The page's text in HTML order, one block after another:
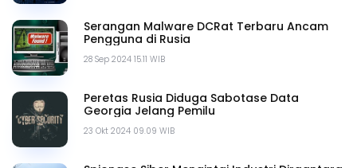
28 Sep 2024 15.11 WIB
Serangan Malware DCRat Terbaru Ancam
Pengguna di Rusia
23 Okt 2024 09.09 WIB
Peretas Rusia Diduga Sabotase Data
Georgia Jelang Pemilu